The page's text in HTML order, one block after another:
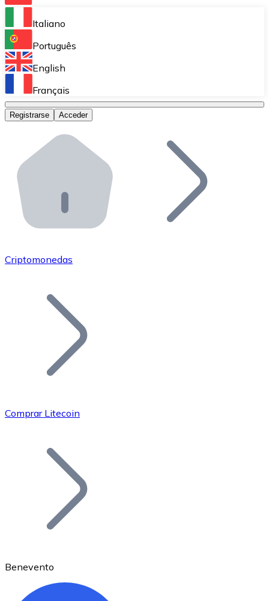
Bitnovo Ramp
Integra nuestra solución en tu plataforma.
Bitnovo Giftcards
Bitnovo OTC
Bitnovo ATM
Integra un ATM Bitnovo en tu negocio y permite que
Bitnovo API
Integra nuestra API en tu ecosistema.
Únete a nuestra red de distribuidores.
Añade tu proyecto a nuestro ecosistema.
Bitcoin
Italiano
Português
English
Français
Registrarse Acceder
Criptomonedas
Comprar Litecoin
Benevento